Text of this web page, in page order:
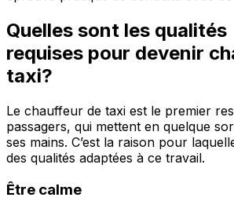
Quelles sont les qualités
requises pour devenir
taxi?
Le chauffeur de taxi est le premier
passagers, qui mettent en quelque
ses mains. C’est la raison pour
des qualités adaptées à ce travail.
Être calme